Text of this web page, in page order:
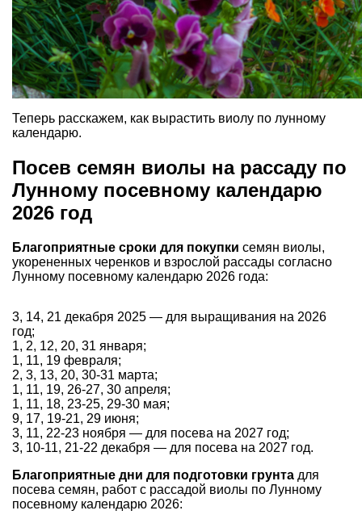
Теперь расскажем, как вырастить виолу по лунному
календарю.
Посев семян виолы на рассаду по
Лунному посевному календарю
2026 год
Благоприятные сроки для покупки семян виолы,
укорененных черенков и взрослой рассады cогласно
Лунному посевному календарю 2026 года:
3, 14, 21 декабря 2025 — для выращивания на 2026
год;
1, 2, 12, 20, 31 января;
1, 11, 19 февраля;
2, 3, 13, 20, 30-31 марта;
1, 11, 19, 26-27, 30 апреля;
1, 11, 18, 23-25, 29-30 мая;
9, 17, 19-21, 29 июня;
3, 11, 22-23 ноября — для посева на 2027 год;
3, 10-11, 21-22 декабря — для посева на 2027 год.
Благоприятные дни для подготовки грунта для
посева семян, работ с рассадой виолы по Лунному
посевному календарю 2026: